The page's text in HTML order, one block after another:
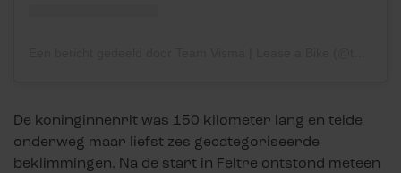
De koninginnenrit was 150 kilometer lang en telde
onderweg maar liefst zes gecategoriseerde
beklimmingen. Na de start in Feltre ontstond meteen